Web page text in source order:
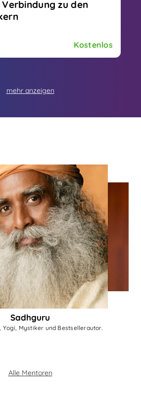
zu den
deine wahre Bestimmung
über ihre Weisheit.
Kostenlos
mehr anzeigen
Sadhguru
Yogi, Mystiker und Bestsellerautor.
Alle Mentoren